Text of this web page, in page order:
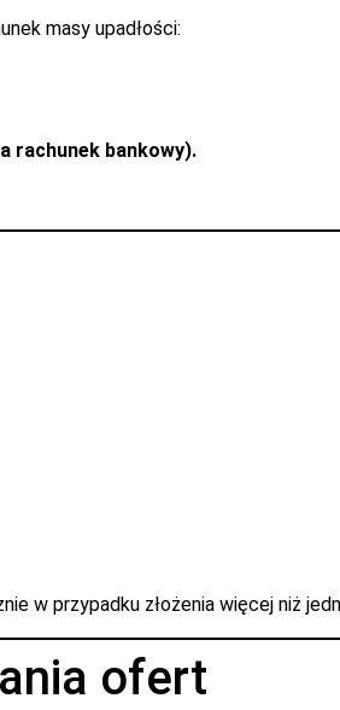
masy upadłości:
rachunek bankowy).
w przypadku złożenia więcej niż
ofert